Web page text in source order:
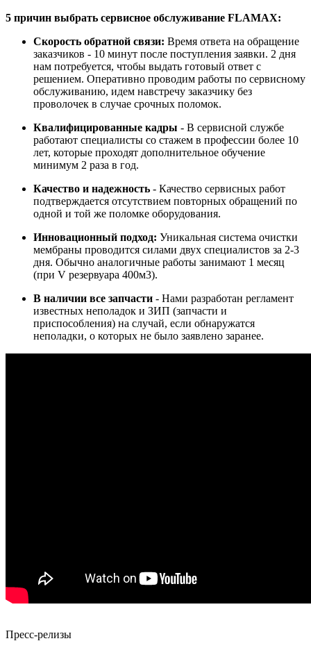
5 причин выбрать сервисное обслуживание FLAMAX:
Скорость обратной связи: Время ответа на обращение
заказчиков - 10 минут после поступления заявки. 2 дня
нам потребуется, чтобы выдать готовый ответ с
решением. Оперативно проводим работы по сервисному
обслуживанию, идем навстречу заказчику без
проволочек в случае срочных поломок.
Квалифицированные кадры - В сервисной службе
работают специалисты со стажем в профессии более 10
лет, которые проходят дополнительное обучение
минимум 2 раза в год.
Качество и надежность - Качество сервисных работ
подтверждается отсутствием повторных обращений по
одной и той же поломке оборудования.
Инновационный подход: Уникальная система очистки
мембраны проводится силами двух специалистов за 2-3
дня. Обычно аналогичные работы занимают 1 месяц
(при V резервуара 400м3).
В наличии все запчасти - Нами разработан регламент
известных неполадок и ЗИП (запчасти и
приспособления) на случай, если обнаружатся
неполадки, о которых не было заявлено заранее.
Пресс-релизы